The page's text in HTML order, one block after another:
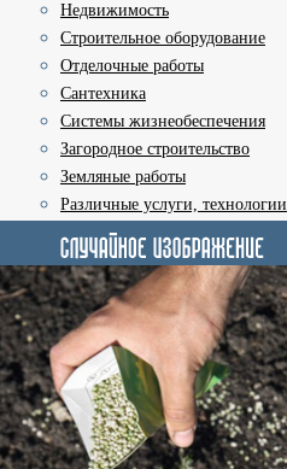
Недвижимость
Строительное оборудование
Отделочные работы
Сантехника
Системы жизнеобеспечения
Загородное строительство
Земляные работы
Различные услуги, технологии